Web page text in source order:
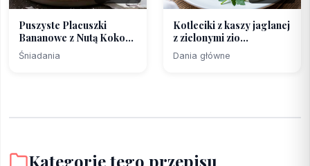
Puszyste Placuszki
Bananowe z Nutą Kokosu
...
Śniadania
Kotleciki z kaszy jaglanej
z zielonymi zio...
Dania główne
Kategorie tego przepisu